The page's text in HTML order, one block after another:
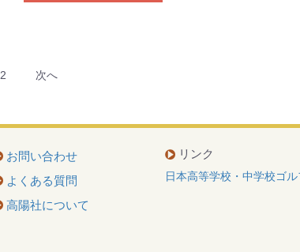
2 次へ
お問い合わせ
よくある質問
高陽社について
リンク
日本高等学校・中学校ゴル